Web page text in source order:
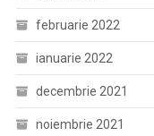
februarie 2022
ianuarie 2022
decembrie 2021
noiembrie 2021